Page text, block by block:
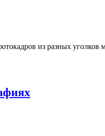
из разных